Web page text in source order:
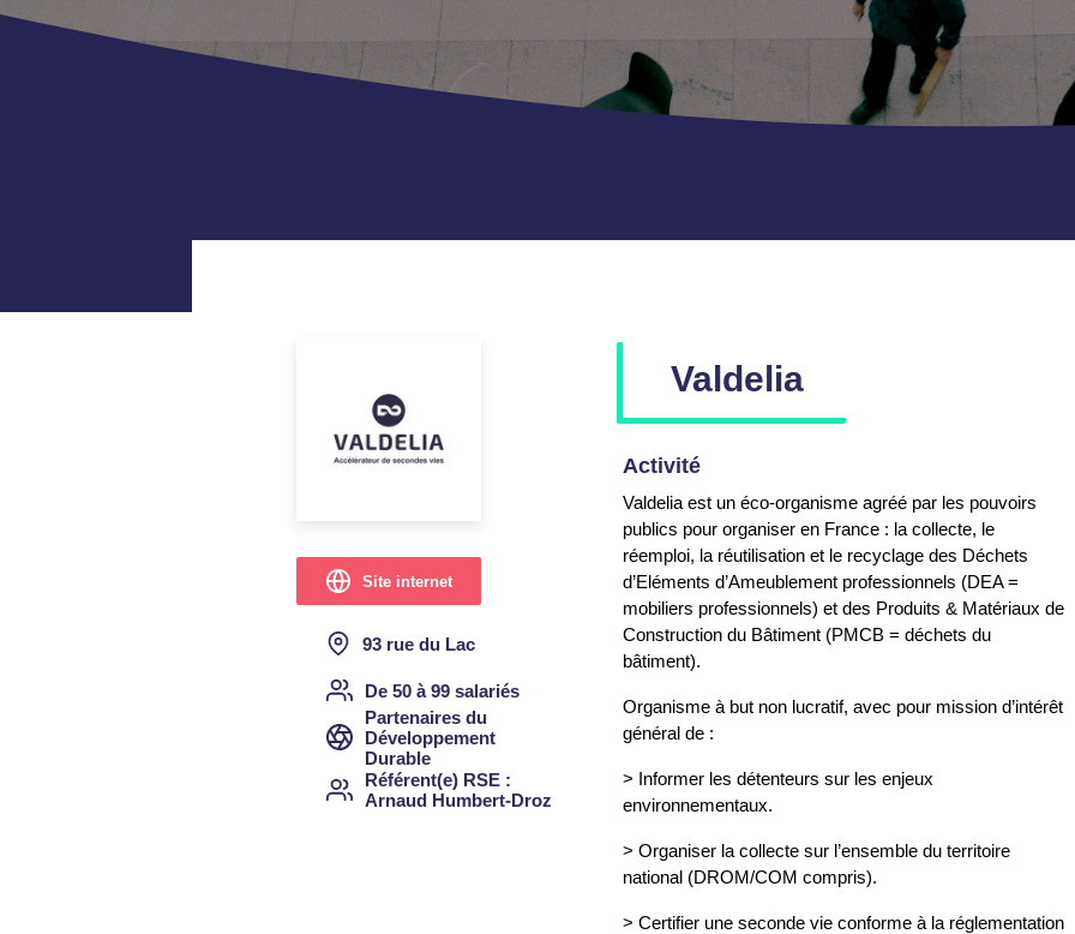
Site internet
93 rue du Lac
De 50 à 99 salariés
Partenaires du
Développement
Durable
Référent(e) RSE
Arnaud Humbert-Droz
Valdelia
Activité
Valdelia est un éco-organisme agréé par les pouvoirs
publics pour organiser en France : la collecte, le
réemploi, la réutilisation et le recyclage des Déchets
d’Eléments d’Ameublement professionnels (DEA =
mobiliers professionnels) et des Produits & Matériaux de
Construction du Bâtiment (PMCB = déchets du
bâtiment).
Organisme à but non lucratif, avec pour mission d’intérêt
général de :
> Informer les détenteurs sur les enjeux
environnementaux.
> Organiser la collecte sur l’ensemble du territoire
national (DROM/COM compris).
> Certifier une seconde vie conforme à la réglementation